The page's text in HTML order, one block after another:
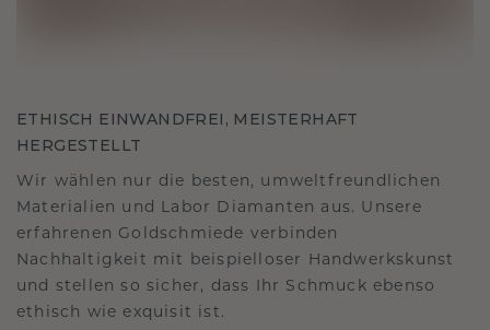
ETHISCH EINWANDFREI, MEISTERHAFT
HERGESTELLT
Wir wählen nur die besten, umweltfreundlichen
Materialien und Labor Diamanten aus. Unsere
erfahrenen Goldschmiede verbinden
Nachhaltigkeit mit beispielloser Handwerkskunst
und stellen so sicher, dass Ihr Schmuck ebenso
ethisch wie exquisit ist.